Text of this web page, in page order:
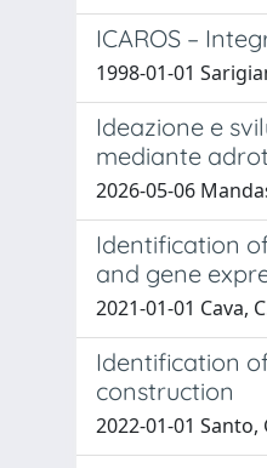
ICAROS –
1998-01-01
Ideazione e
mediante
2026-05-06
Identification
and gene
2021-01-01 Cava,
Identification
construction
2022-01-01 Santo,